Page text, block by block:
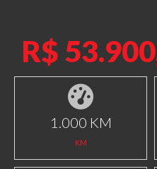
R$
1.000 KM
KM